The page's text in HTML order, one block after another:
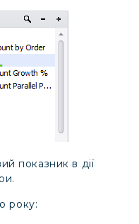
показник в дії
року: